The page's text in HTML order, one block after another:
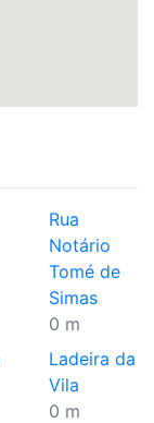
Rua
Notário
Tomé de
Simas
0 m
Ladeira da
Vila
0 m